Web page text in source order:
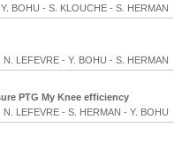
Y. BOHU - S. KLOUCHE - S. HERMAN
N. LEFEVRE - Y. BOHU - S. HERMAN
PTG My Knee efficiency
N. LEFEVRE - S. HERMAN - Y. BOHU